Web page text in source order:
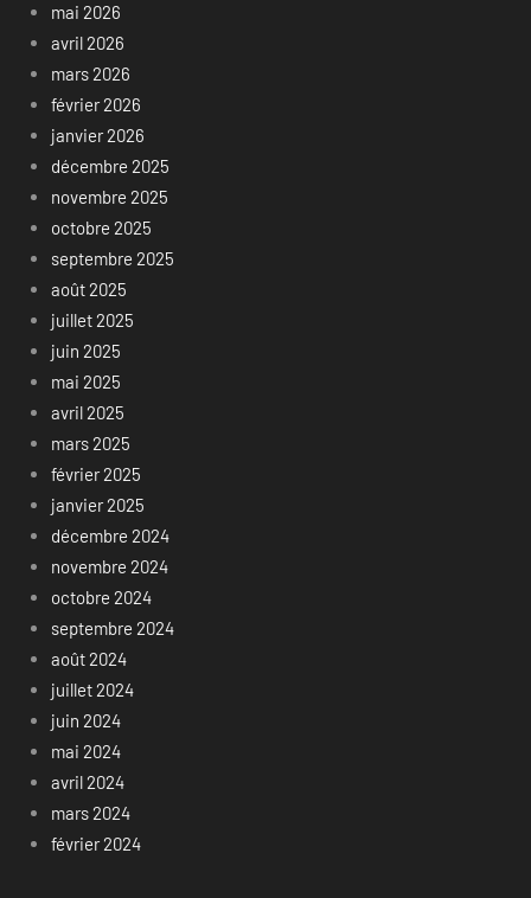
mai 2026
avril 2026
mars 2026
février 2026
janvier 2026
décembre 2025
novembre 2025
octobre 2025
septembre 2025
août 2025
juillet 2025
juin 2025
mai 2025
avril 2025
mars 2025
février 2025
janvier 2025
décembre 2024
novembre 2024
octobre 2024
septembre 2024
août 2024
juillet 2024
juin 2024
mai 2024
avril 2024
mars 2024
février 2024